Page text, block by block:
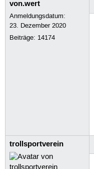
von.wert
Anmeldungsdatum:
23. Dezember 2020
Beiträge: 14174
trollsportverein